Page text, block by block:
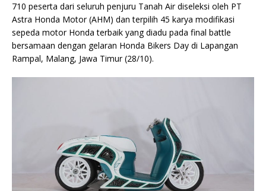
710 peserta dari seluruh penjuru Tanah Air diseleksi oleh PT
Astra Honda Motor (AHM) dan terpilih 45 karya modifikasi
sepeda motor Honda terbaik yang diadu pada final battle
bersamaan dengan gelaran Honda Bikers Day di Lapangan
Rampal, Malang, Jawa Timur (28/10).